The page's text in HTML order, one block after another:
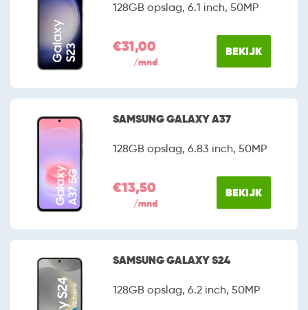
128GB opslag, 6.1 inch, 50MP
€31,00
/mnd
BEKIJK
SAMSUNG GALAXY A37
128GB opslag, 6.83 inch, 50MP
€13,50
/mnd
BEKIJK
SAMSUNG GALAXY S24
128GB opslag, 6.2 inch, 50MP